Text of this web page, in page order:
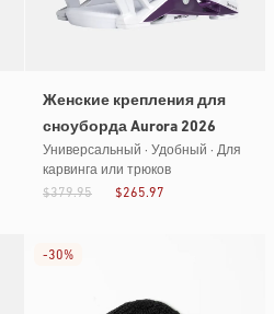
Женские крепления для
сноуборда Aurora 2026
Универсальный · Удобный · Для
карвинга или трюков
$265.97
$379.95
-30%